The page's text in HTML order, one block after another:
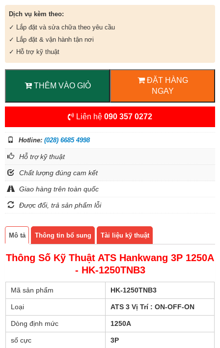
Dịch vụ kèm theo:
✓ Lắp đặt và sửa chữa theo yêu cầu
✓ Lắp đặt & vận hành tận nơi
✓ Hỗ trợ kỹ thuật
THÊM VÀO GIỎ
ĐẶT HÀNG
NGAY
Liên hệ 090 357 0272
Hotline: (028) 6685 4998
Hỗ trợ kỹ thuật
Chất lượng đúng cam kết
Giao hàng trên toàn quốc
Được đổi, trả sản phẩm lỗi
Mô tả Thông tin bổ sung Tài liệu kỹ thuật
Thông Số Kỹ Thuật ATS Hankwang 3P 1250A
- HK-1250TNB3
Mã sản phẩm HK-1250TNB3
Loại ATS 3 Vị Trí : ON-OFF-ON
Dòng định mức 1250A
số cực 3P